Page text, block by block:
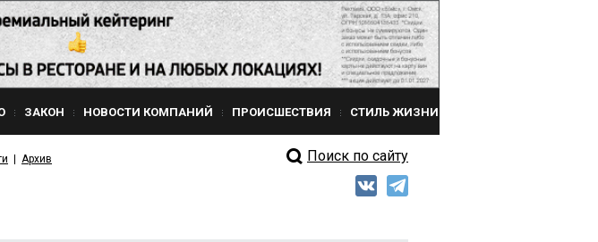
ЗАКОН НОВОСТИ КОМПАНИЙ ПРОИСШЕСТВИЯ СТИЛЬ ЖИЗНИ
Архив Поиск по сайту